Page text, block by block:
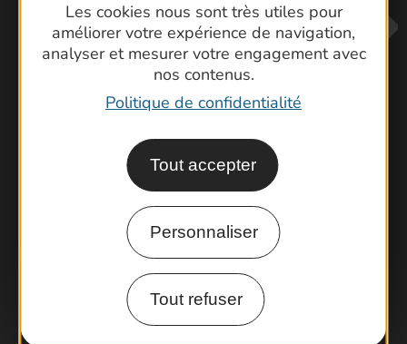
Les cookies nous sont très utiles pour
améliorer votre expérience de navigation,
analyser et mesurer votre engagement avec
nos contenus.
Politique de confidentialité
Tout accepter
Personnaliser
Tout refuser
Contactez-nous !
Foire aux questions
Brochures
Cartoguides et Topoguides
Latitude Gard